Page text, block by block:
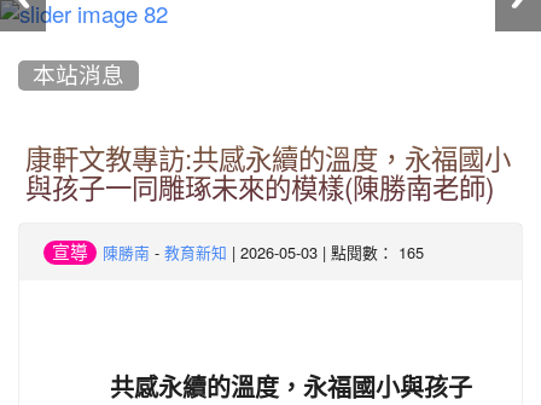
本站消息
康軒文教專訪:共感永續的溫度，永福國小
與孩子一同雕琢未來的模樣(陳勝南老師)
宣導 陳勝南 - 教育新知 | 2026-05-03 | 點閱數： 165
共感永續的溫度，永福國小與孩子